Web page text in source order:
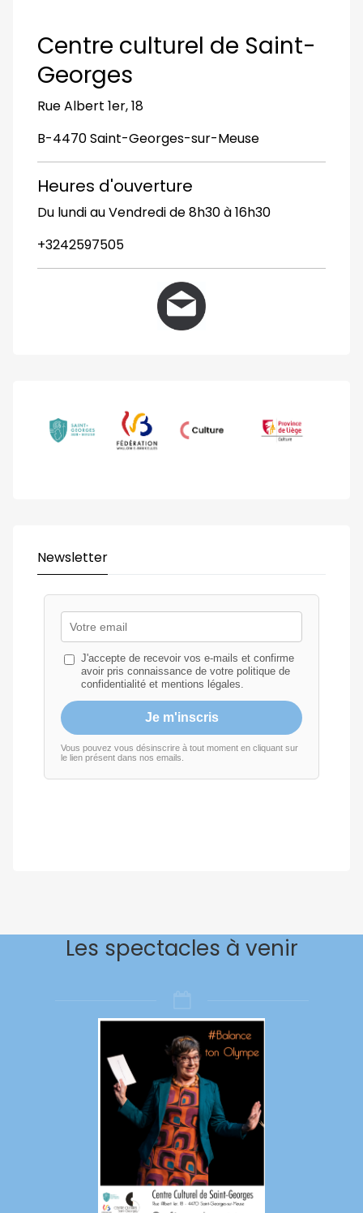
Centre culturel de Saint-
Georges
Rue Albert 1er, 18
B-4470 Saint-Georges-sur-Meuse
Heures d'ouverture
Du lundi au Vendredi de 8h30 à 16h30
+3242597505
Newsletter
Les spectacles à venir